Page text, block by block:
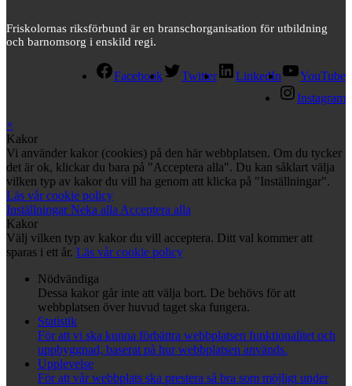
Friskolornas riksförbund är en branschorganisation för utbildning
och barnomsorg i enskild regi.
Facebook Twitter LinkedIn
YouTube
Instagram
×
Kakor
Vi använder kakor (cookies) på den här webbplatsen. Om du tycker
det är ok, klickar du bara på "Acceptera alla". Du kan såklart välja
vilken typ av kakor du vill ha genom att klicka på "Inställningar".
Läs vår cookie policy
InställningarNeka alla Acceptera alla
Kakor
Välj vilken typ av kakor du vill acceptera. Ditt val kommer att
sparas i ett år. Läs vår cookie policy
Nödvändiga
Dessa kakor går inte att välja bort. De behövs för att
webbplatsen över huvud taget ska fungera.
Statistik
För att vi ska kunna förbättra webbplatsen funktionalitet och
uppbyggnad, baserat på hur webbplatsen används.
Upplevelse
För att vår webbplats ska prestera så bra som möjligt under